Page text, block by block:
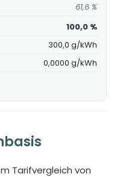
61,6 %
100,0 %
300,0 g/kWh
0,0000 g/kWh
Tarifvergleich von